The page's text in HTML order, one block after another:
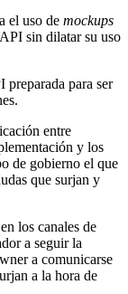
el uso de mockups
sin dilatar su uso
preparada para ser
entre
y los
de gobierno el que
que surjan y
los canales de
a seguir la
a comunicarse
a la hora de